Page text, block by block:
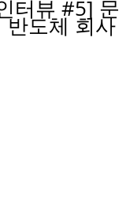
터뷰 #5] 문
반도체 회사